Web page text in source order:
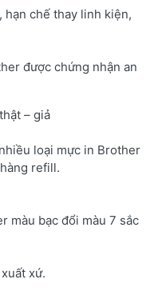
hạn chế thay linh kiện,
được chứng nhận an
– giả
loại mực in Brother
refill.
màu bạc đổi màu 7 sắc
xứ.